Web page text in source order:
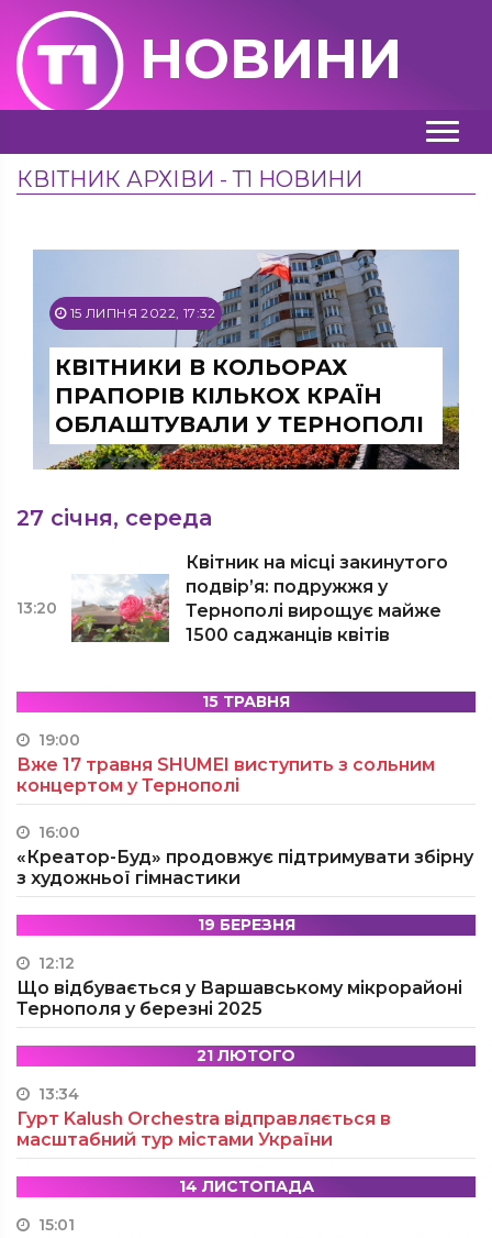
НОВИНИ
КВІТНИК АРХІВИ - Т1 НОВИНИ
15 ЛИПНЯ 2022, 17:32
КВІТНИКИ В КОЛЬОРАХ
ПРАПОРІВ КІЛЬКОХ КРАЇН
ОБЛАШТУВАЛИ У ТЕРНОПОЛІ
27 січня, середа
13:20
Квітник на місці закинутого
подвір’я: подружжя у
Тернополі вирощує майже
1500 саджанців квітів
15 ТРАВНЯ
19:00
Вже 17 травня SHUMEI виступить з сольним
концертом у Тернополі
16:00
«Креатор-Буд» продовжує підтримувати збірну
з художньої гімнастики
19 БЕРЕЗНЯ
12:12
Що відбувається у Варшавському мікрорайоні
Тернополя у березні 2025
21 ЛЮТОГО
13:34
Гурт Kalush Orchestra відправляється в
масштабний тур містами України
14 ЛИСТОПАДА
15:01